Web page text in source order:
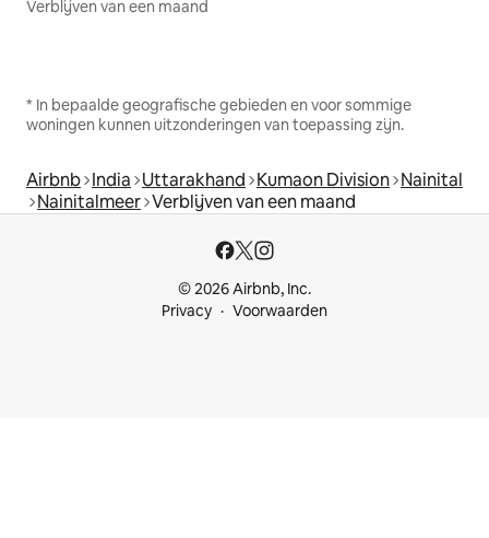
Verblijven van een maand
* In bepaalde geografische gebieden en voor sommige
woningen kunnen uitzonderingen van toepassing zijn.
Airbnb India Uttarakhand Kumaon Division Nainital
Nainitalmeer Verblijven van een maand
© 2026 Airbnb, Inc.
Privacy
Voorwaarden